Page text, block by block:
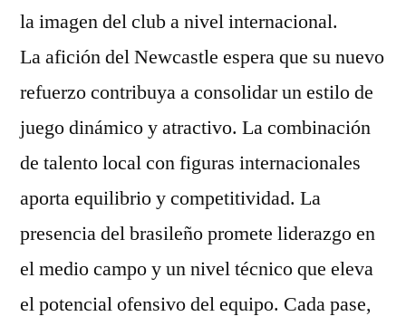
la imagen del club a nivel internacional.
La afición del Newcastle espera que su nuevo
refuerzo contribuya a consolidar un estilo de
juego dinámico y atractivo. La combinación
de talento local con figuras internacionales
aporta equilibrio y competitividad. La
presencia del brasileño promete liderazgo en
el medio campo y un nivel técnico que eleva
el potencial ofensivo del equipo. Cada pase,